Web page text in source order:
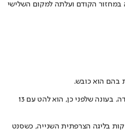
מהתבוסה במחזור הקודם ועלתה למקום השלישי
כאמור, הקשר ממשיך במגמת השיפור המטאורית שלו, בעונה שעברה הוא כבש 12 שערים והוסיף 6 בישולים, למרות ירידה בחצי השני של העונה בעקבות חילופי מאמנים ופציעה מטרידה. בעונה שלפני כן, הוא להט עם 13
הנוספים שלקחו חלק במשחקים של קבוצותיהם באירופה היום, הם שון וייסמן שהשלים 90 דקות בהפסד 2:0 של קבוצתו בלאו וייס לינץ לטירול, ומחמוד ג'אבר שהשלים 90 דקות בליגה הצרפתית השנייה, כשסנט